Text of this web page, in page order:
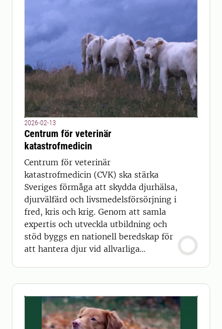
2026-02-13
Centrum för veterinär
katastrofmedicin
Centrum för veterinär
katastrofmedicin (CVK) ska stärka
Sveriges förmåga att skydda djurhälsa,
djurvälfärd och livsmedelsförsörjning i
fred, kris och krig. Genom att samla
expertis och utveckla utbildning och
stöd byggs en nationell beredskap för
att hantera djur vid allvarliga